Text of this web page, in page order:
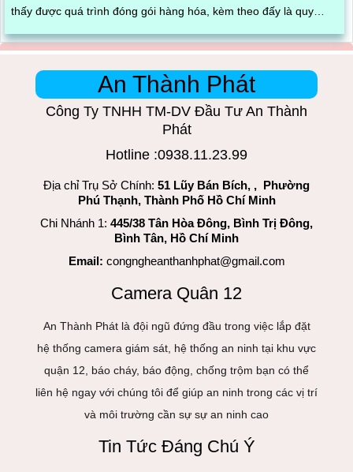
thấy được quá trình đóng gói hàng hóa, kèm theo đấy là quy
trình đóng gói cũng được ghi lại một cách dễ dàng
An Thành Phát
Công Ty TNHH TM-DV Đầu Tư An Thành
Phát
Hotline :0938.11.23.99
Địa chỉ Trụ Sở Chính: 51 Lũy Bán Bích, , Phường
Phú Thạnh, Thành Phố Hồ Chí Minh
Chi Nhánh 1: 445/38 Tân Hòa Đông, Bình Trị Đông,
Bình Tân, Hồ Chí Minh
Email: congngheanthanhphat@gmail.com
Camera Quân 12
An Thành Phát là đội ngũ đứng đầu trong việc lắp đặt
hệ thống camera giám sát, hệ thống an ninh tại khu vực
quận 12, báo cháy, báo động, chống trộm bạn có thể
liên hệ ngay với chúng tôi để giúp an ninh trong các vị trí
và môi trường cần sự sự an ninh cao
Tin Tức Đáng Chú Ý